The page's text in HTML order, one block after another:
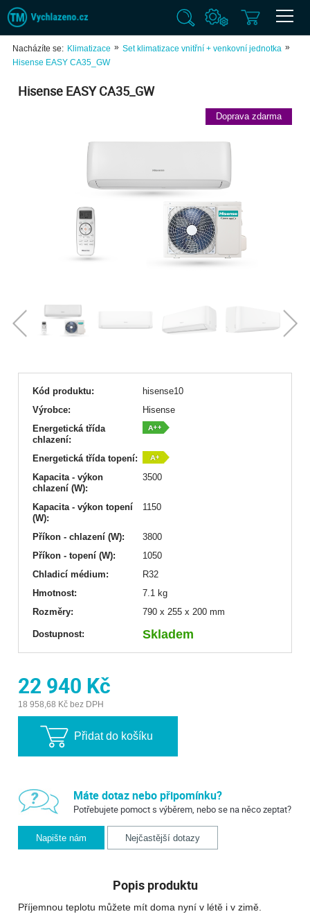
Nacházíte se: Klimatizace » Set klimatizace vnitřní + venkovní jednotka »
Hisense EASY CA35_GW
Hisense EASY CA35_GW
Doprava zdarma
Kód produktu:
hisense10
Výrobce:
Hisense
Energetická třída
chlazení:
Energetická třída topení:
Kapacita - výkon
chlazení (W):
3500
Kapacita - výkon topení
(W):
1150
Příkon - chlazení (W):
3800
Příkon - topení (W):
1050
Chladicí médium:
R32
Hmotnost:
7.1 kg
Rozměry:
790 x 255 x 200 mm
Dostupnost: Skladem
22 940 Kč
18 958,68 Kč bez DPH
Přidat do košíku
Máte dotaz nebo připomínku?
Potřebujete pomoct s výběrem, nebo se na něco zeptat?
Napište nám Nejčastější dotazy
Popis produktu
Příjemnou teplotu můžete mít doma nyní v létě i v zimě.